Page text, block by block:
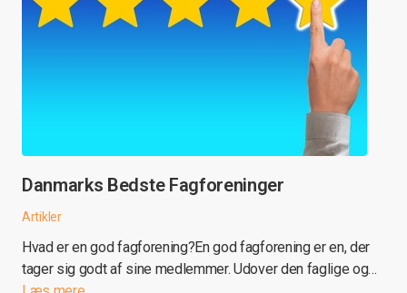
Danmarks Bedste Fagforeninger
Artikler
Hvad er en god fagforening?En god fagforening er en, der
tager sig godt af sine medlemmer. Udover den faglige og…